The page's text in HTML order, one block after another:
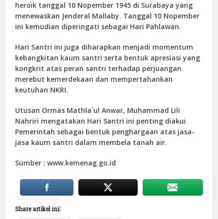
heroik tanggal 10 Nopember 1945 di Surabaya yang
menewaskan Jenderal Mallaby. Tanggal 10 Nopember
ini kemudian diperingati sebagai Hari Pahlawan.
Hari Santri ini juga diharapkan menjadi momentum
kebangkitan kaum santri serta bentuk apresiasi yang
kongkrit atas peran santri terhadap perjuangan
merebut kemerdekaan dan mempertahankan
keutuhan NKRI.
Utusan Ormas Mathla`ul Anwar, Muhammad Lili
Nahriri mengatakan Hari Santri ini penting diakui
Pemerintah sebagai bentuk penghargaan atas jasa-
jasa kaum santri dalam membela tanah air.
Sumber : www.kemenag.go.id
Share artikel ini: